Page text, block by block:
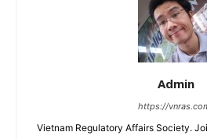
Admin
https://
Vietnam Regulatory Affairs Society.